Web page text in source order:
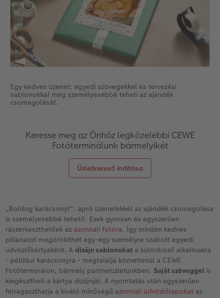
Egy kedves üzenet: egyedi szövegekkel és tervezési
sablonokkal még személyesebbé teheti az ajándék
csomagolását.
Keresse meg az Önhöz legközelebbi CEWE
Fotóterminálunk bármelyikét
Üzletkereső indítása
„Boldog karácsonyt": apró üzenetekkel az ajándék csomagolása
is személyesebbé tehető. Ezek gyorsan és egyszerűen
rászerkeszthetőek az azonnali fotóra. Így minden kedves
pillanatot megörökíthet egy-egy személyre szabott egyedi
üdvözlőkártyaként. Adizájn sablonokat a különböző alkalmakra
- például karácsonyra - megtalálja közvetlenül a CEWE
Fotóterminálon, bármely partnerüzletünkben. Saját szöveggel is
kiegészítheti a kártya dizájnját. A nyomtatás után egyszerűen
felragaszthatja a kiváló minőségű azonnali üdvözlőlapokat az